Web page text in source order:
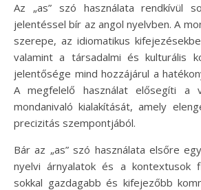
Az „as” szó használata rendkívül
jelentéssel bír az angol nyelvben. A
szerepe, az idiomatikus
valamint a társadalmi és kulturális
jelentősége mind hozzájárul a
A megfelelő használat elősegíti a
mondanivaló kialakítását, amely
precizitás szempontjából.
Bár az „as” szó használata elsőre
nyelvi árnyalatok és a kontextusok
sokkal gazdagabb és kifejezőbb